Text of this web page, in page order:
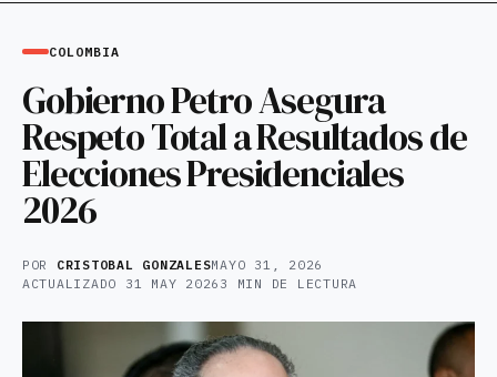
COLOMBIA
Gobierno Petro Asegura
Respeto Total a Resultados de
Elecciones Presidenciales
2026
POR CRISTOBAL GONZALESMAYO 31, 2026
ACTUALIZADO 31 MAY 2026 3 MIN DE LECTURA